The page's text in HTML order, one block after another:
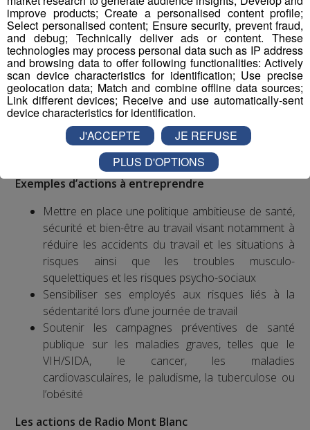
l’Organisation mondiale de la Santé, les accidents de
travail et les maladies professionnelles tuent chaque
année plus de 2,3 millions de personnes et a un coût
financier important, qui pèse sur toute la société.
En France, les salariés sont plus sujets au stress que
leurs collègues des autres pays européens. Les troubles
musculo-squelettiques sont la première cause de
maladies professionnelles, notamment au niveau du
poignet et de la main.
Exemples d’actions à entreprendre
Mettre en place une politique ambitieuse de santé,
sécurité et bien-être au travail visant notamment à
réduire les accidents du travail et les situations à
risques ainsi que les troubles musculo-
squelettiques et les risques psycho-sociaux
Sensibiliser ses employés aux risques liés à la
sédentarité lors d’une journée de travail
Soutenir les campagnes préventives de santé
publique sur les maladies graves, telles que le
VIH/SIDA, le cancer, les maladies
cardiovasculaires, le paludisme, la tuberculose ou
l’obésité
Les actions de Radio Mont Blanc
improve products; Create a personalised content profile;
Select personalised content; Ensure security, prevent fraud,
and debug; Technically deliver ads or content. These
technologies may process personal data such as IP address
and browsing data to offer following functionalities: Actively
scan device characteristics for identification; Use precise
geolocation data; Match and combine offline data sources;
Link different devices; Receive and use automatically-sent
device characteristics for identification.
J'ACCEPTE
JE REFUSE
PLUS D'OPTIONS